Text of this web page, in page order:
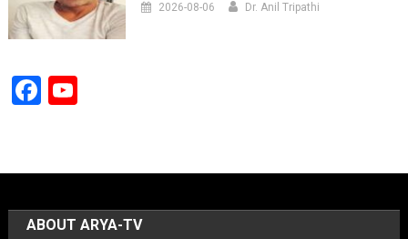
2026-08-06 Dr. Anil Tripathi
Facebook
YouTube
ABOUT ARYA-TV